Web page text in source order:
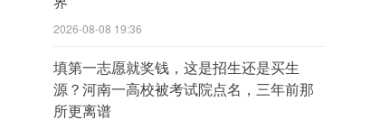
2026-08-08 19:36
填第一志愿就奖钱，这是招生还是买生
源？河南一高校被考试院点名，三年前那
所更离谱